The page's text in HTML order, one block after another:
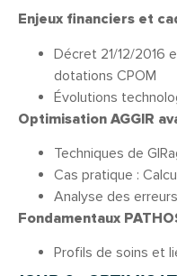
Enjeux financiers et
Décret 21/12/2016
dotations CPOM
Évolutions
Optimisation AGGIR
Techniques de
Cas pratique :
Analyse des
Fondamentaux
Profils de soins et